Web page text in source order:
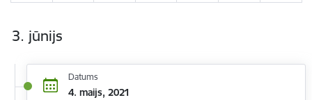
3. jūnijs
Datums
4. maijs, 2021